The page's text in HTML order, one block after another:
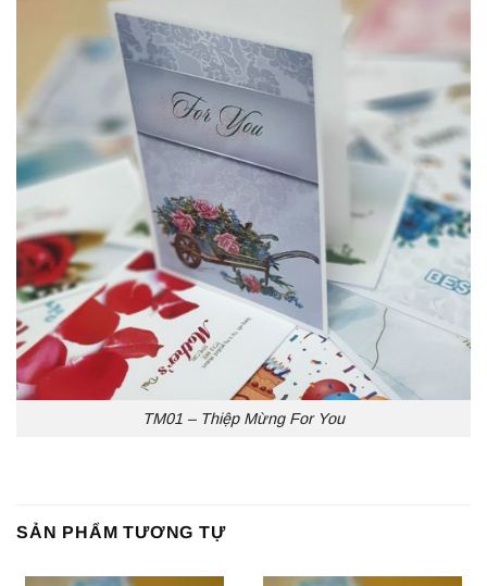
TM01 – Thiệp Mừng For You
SẢN PHẨM TƯƠNG TỰ